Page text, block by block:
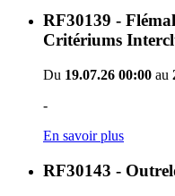
RF30139 -
Critériums
Du 19.07.26 00:00 au
-
En savoir plus
RF30143 -